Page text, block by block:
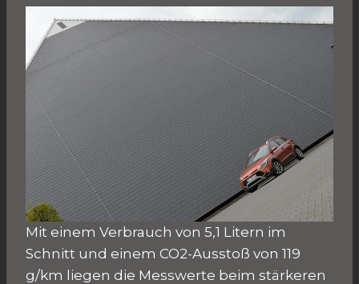
Mit einem Verbrauch von 5,1 Litern im
Schnitt und einem CO2-Ausstoß von 119
g/km liegen die Messwerte beim stärkeren